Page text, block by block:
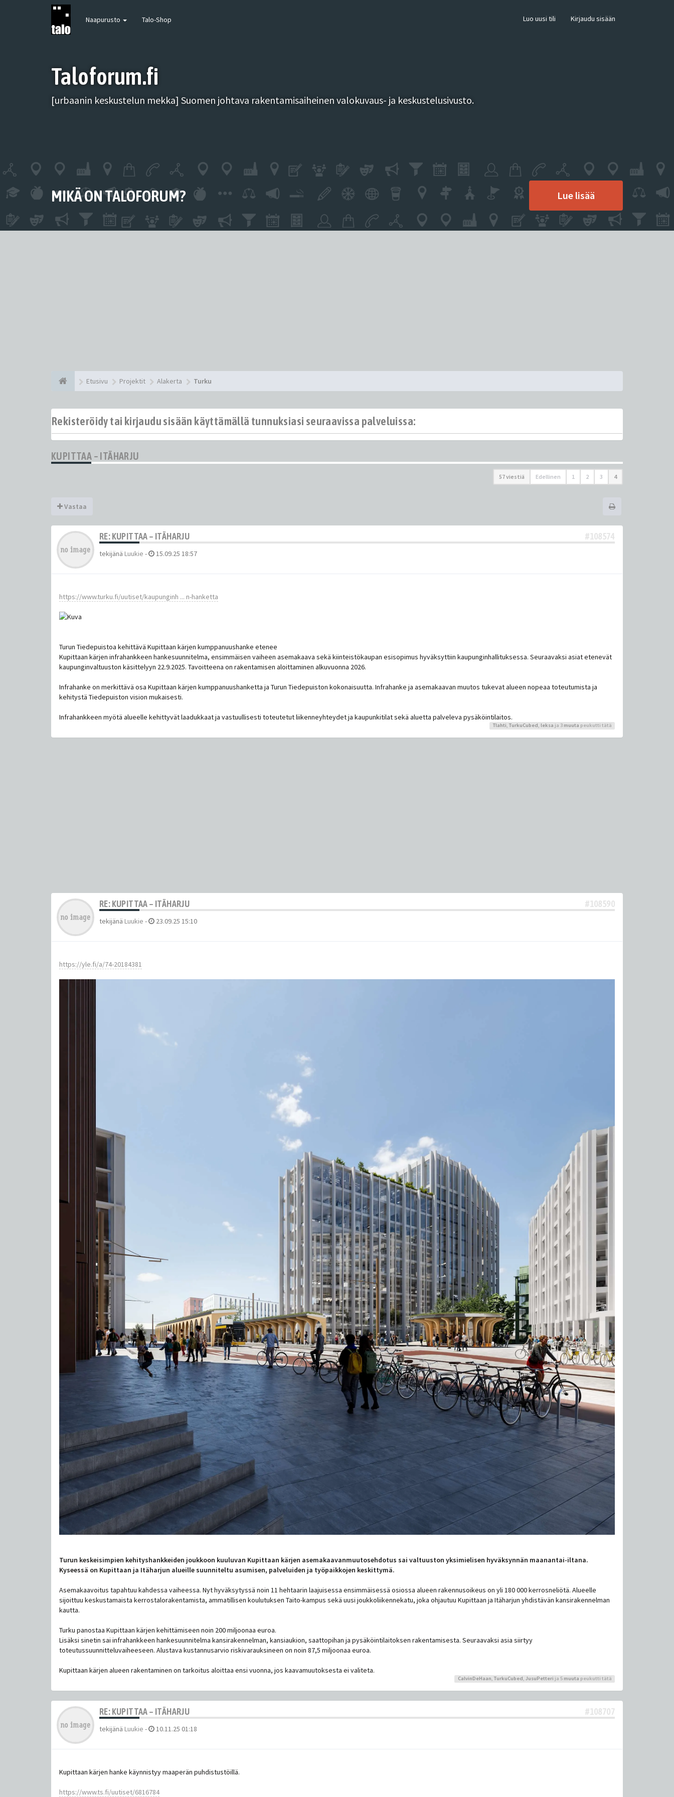
Naapurusto Talo-Shop Luo uusi tili Kirjaudu sisään
Taloforum.fi
[urbaanin keskustelun mekka] Suomen johtava rakentamisaiheinen valokuvaus- ja keskustelusivusto.
MIKÄ ON TALOFORUM? Lue lisää
Etusivu Projektit Alakerta Turku
Rekisteröidy tai kirjaudu sisään käyttämällä tunnuksiasi seuraavissa palveluissa:
KUPITTAA – ITÄHARJU
57 viestiä Edellinen 1 2 3 4
Vastaa
RE: KUPITTAA – ITÄHARJU #108574
tekijänä Luukie - 15.09.25 18:57
https://www.turku.fi/uutiset/kaupunginh ... n-hanketta
Turun Tiedepuistoa kehittävä Kupittaan kärjen kumppanuushanke etenee
Kupittaan kärjen infrahankkeen hankesuunnitelma, ensimmäisen vaiheen asemakaava sekä kiinteistökaupan esisopimus hyväksyttiin kaupunginhallituksessa. Seuraavaksi asiat etenevät
kaupunginvaltuuston käsittelyyn 22.9.2025. Tavoitteena on rakentamisen aloittaminen alkuvuonna 2026.
Infrahanke on merkittävä osa Kupittaan kärjen kumppanuushanketta ja Turun Tiedepuiston kokonaisuutta. Infrahanke ja asemakaavan muutos tukevat alueen nopeaa toteutumista ja
kehitystä Tiedepuiston vision mukaisesti.
Infrahankkeen myötä alueelle kehittyvät laadukkaat ja vastuullisesti toteutetut liikenneyhteydet ja kaupunkitilat sekä aluetta palveleva pysäköintilaitos.
Tlahti, TurkuCubed, leksa ja 3 muuta peukutti tätä
RE: KUPITTAA – ITÄHARJU #108590
tekijänä Luukie - 23.09.25 15:10
https://yle.fi/a/74-20184381
Turun keskeisimpien kehityshankkeiden joukkoon kuuluvan Kupittaan kärjen asemakaavanmuutosehdotus sai valtuuston yksimielisen hyväksynnän maanantai-iltana.
Kyseessä on Kupittaan ja Itäharjun alueille suunniteltu asumisen, palveluiden ja työpaikkojen keskittymä.
Asemakaavoitus tapahtuu kahdessa vaiheessa. Nyt hyväksytyssä noin 11 hehtaarin laajuisessa ensimmäisessä osiossa alueen rakennusoikeus on yli 180 000 kerrosneliötä. Alueelle
sijoittuu keskustamaista kerrostalorakentamista, ammatillisen koulutuksen Taito-kampus sekä uusi joukkoliikennekatu, joka ohjautuu Kupittaan ja Itäharjun yhdistävän kansirakennelman
kautta.
Turku panostaa Kupittaan kärjen kehittämiseen noin 200 miljoonaa euroa.
Lisäksi sinetin sai infrahankkeen hankesuunnitelma kansirakennelman, kansiaukion, saattopihan ja pysäköintilaitoksen rakentamisesta. Seuraavaksi asia siirtyy
toteutussuunnitteluvaiheeseen. Alustava kustannusarvio riskivarauksineen on noin 87,5 miljoonaa euroa.
Kupittaan kärjen alueen rakentaminen on tarkoitus aloittaa ensi vuonna, jos kaavamuutoksesta ei valiteta.
CalvinDeHaan, TurkuCubed, JusuPetteri ja 5 muuta peukutti tätä
RE: KUPITTAA – ITÄHARJU #108707
tekijänä Luukie - 10.11.25 01:18
Kupittaan kärjen hanke käynnistyy maaperän puhdistustöillä.
https://www.ts.fi/uutiset/6816784